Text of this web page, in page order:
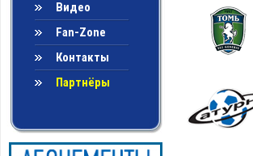
Видео
Fan-Zone
Контакты
Партнёры